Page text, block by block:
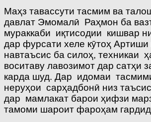
Маҳз тавассути тасмим ва
давлат Эмомалӣ Раҳмон ба
мураккаби иқтисодии кишвар
дар фурсати хеле кӯтоҳ
навтаъсис ба силоҳ, техникаи
воситаву лавозимот дар сатҳи
карда шуд. Дар идомаи
неруҳои сарҳадбонӣ низ
дар мамлакат барои ҳифзи
тамоми шароит фароҳам